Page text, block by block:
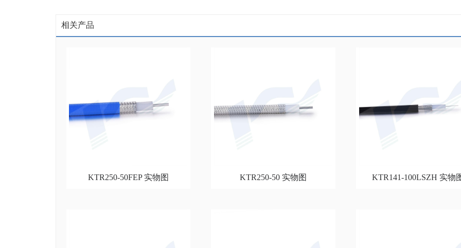
相关产品
KTR250-50FEP 实物图 KTR250-50 实物图 KTR141-100LSZH 实物